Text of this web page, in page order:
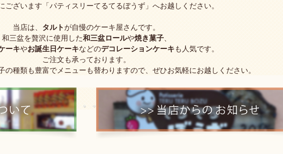
ございます「パティスリーてるてるぼうず」へお越しください。
当店は、 タルトが自慢のケーキ屋さんです。
和三盆を贅沢に使用した和三盆ロールや焼き菓子、
ーキやお誕生日ケーキなどのデコレーションケーキも人気です。
ご注文も承っております。
の種類も豊富でメニューも替わりますので、ぜひお気軽にお越しください。